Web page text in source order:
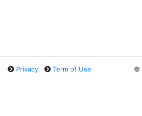
Privacy Term of Use ©